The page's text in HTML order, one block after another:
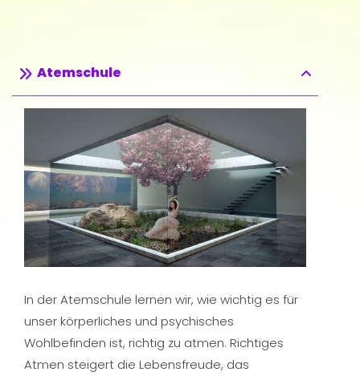
Atemschule
In der Atemschule lernen wir, wie wichtig es für
unser körperliches und psychisches
Wohlbefinden ist, richtig zu atmen. Richtiges
Atmen steigert die Lebensfreude, das